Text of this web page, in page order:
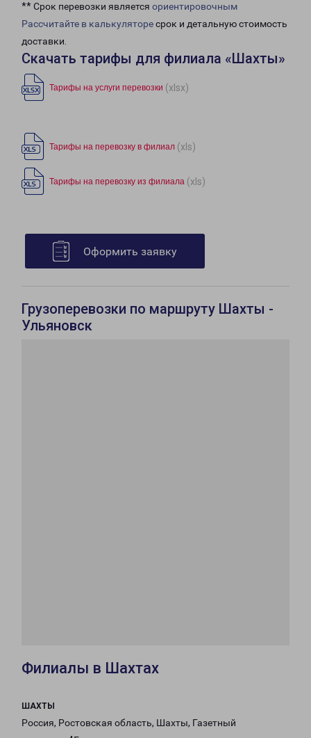
** Срок перевозки является ориентировочным
Рассчитайте в калькуляторесрок и детальную стоимость
доставки.
Скачать тарифы для филиала «Шахты»
Тарифы на услуги перевозки (xlsx)
Тарифы на перевозку в филиал (xls)
Тарифы на перевозку из филиала (xls)
Оформить заявку
Грузоперевозки по маршруту Шахты -
Ульяновск
Филиалы в Шахтах
ШАХТЫ
Россия, Ростовская область, Шахты, Газетный